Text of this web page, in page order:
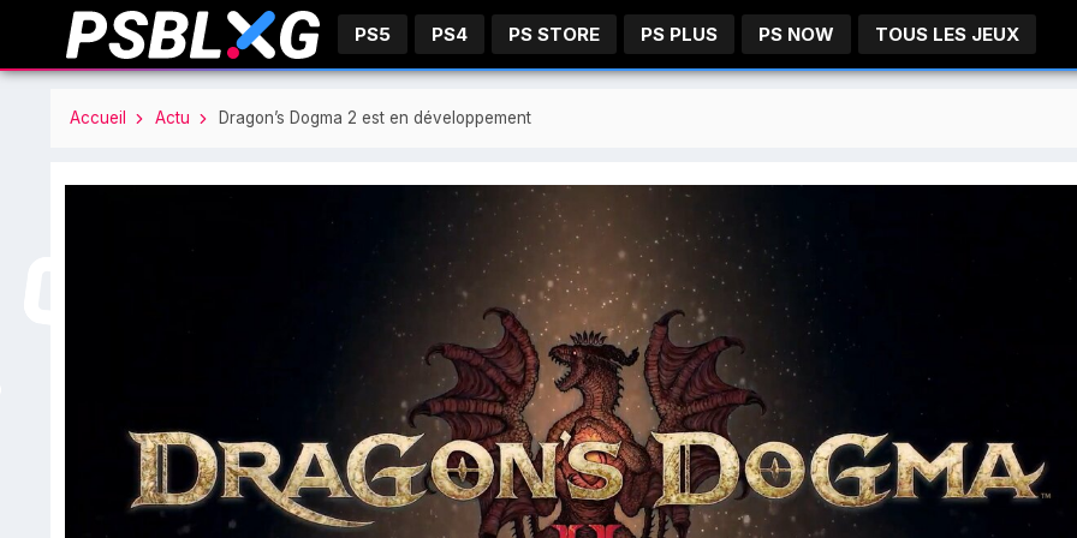
PS5 PS4 PS STORE PS PLUS PS NOW TOUS LES JEUX
Accueil Actu Dragon’s Dogma 2 est en développement